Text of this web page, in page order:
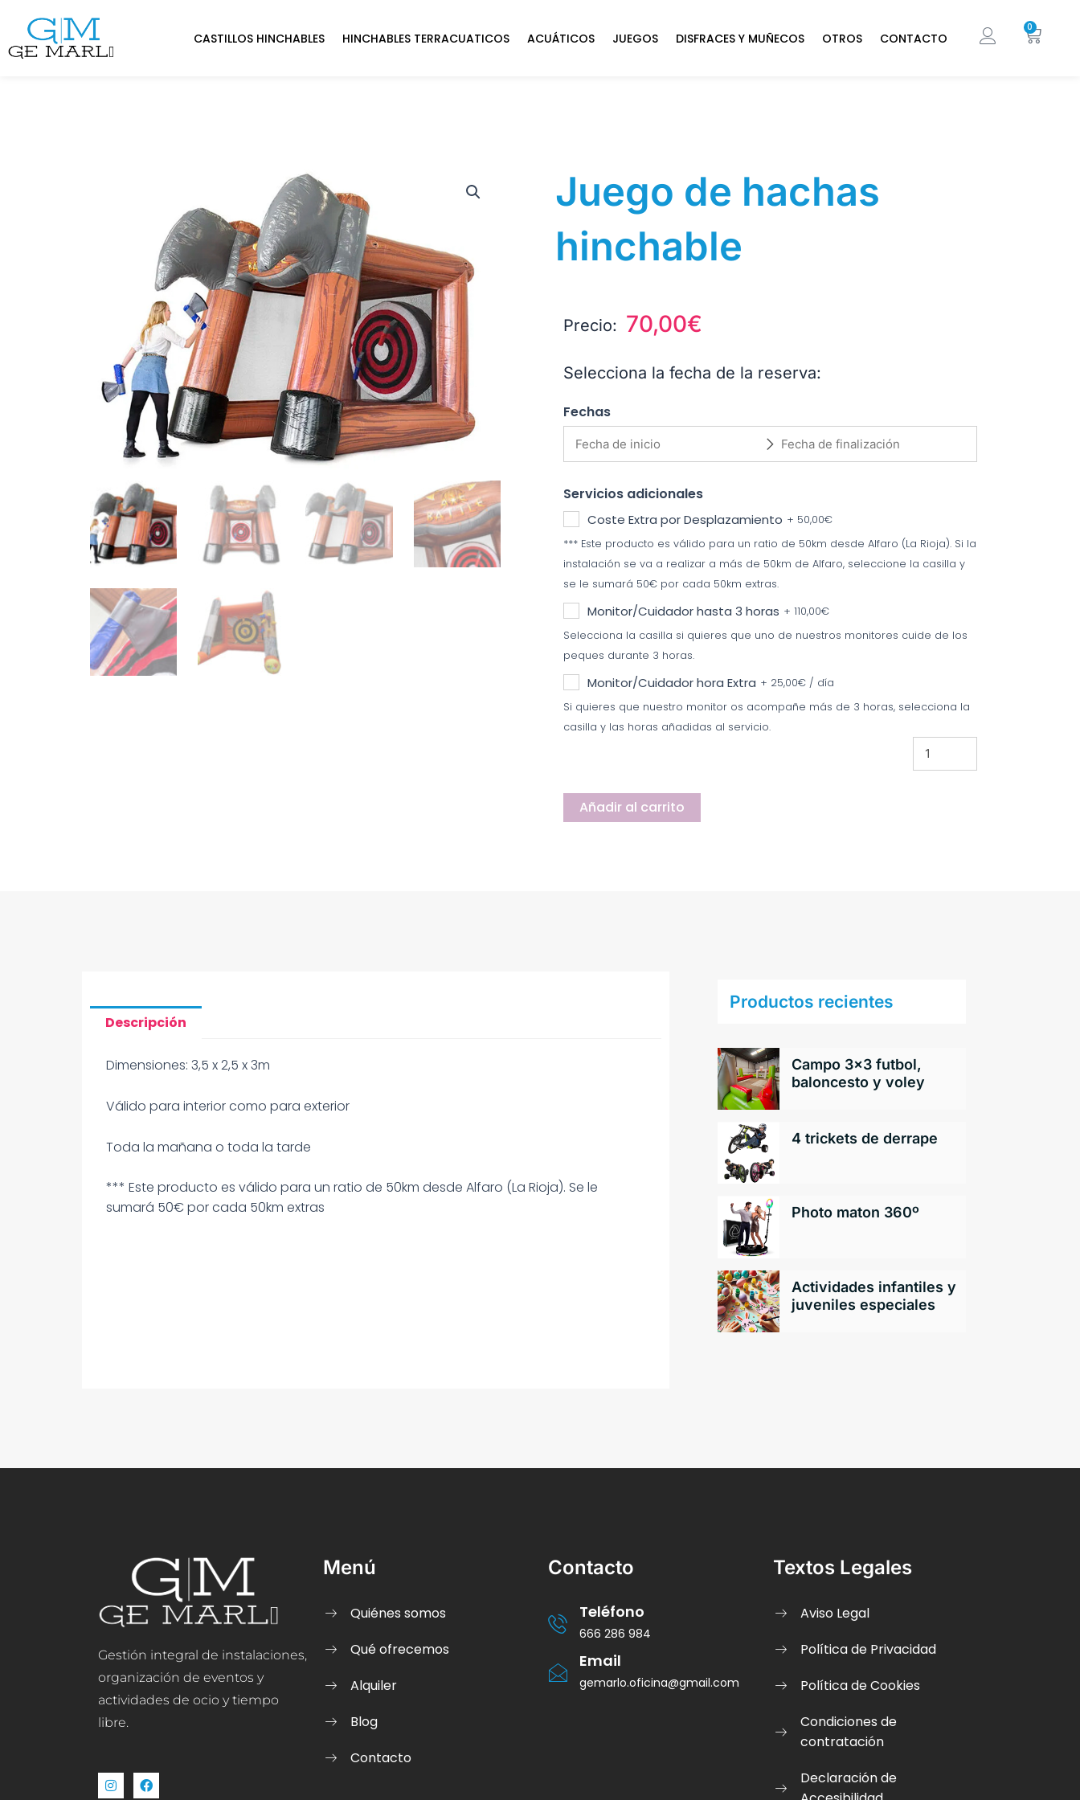
CASTILLOS HINCHABLES HINCHABLES TERRACUATICOS ACUÁTICOS JUEGOS DISFRACES Y MUÑECOS OTROS CONTACTO
0
Juego de hachas
hinchable
Precio: 70,00€
Selecciona la fecha de la reserva:
Fechas
Servicios adicionales
Coste Extra por Desplazamiento + 50,00€
*** Este producto es válido para un ratio de 50km desde Alfaro (La Rioja). Si la
instalación se va a realizar a más de 50km de Alfaro, seleccione la casilla y
se le sumará 50€ por cada 50km extras.
Monitor/Cuidador hasta 3 horas + 110,00€
Selecciona la casilla si quieres que uno de nuestros monitores cuide de los
peques durante 3 horas.
Monitor/Cuidador hora Extra + 25,00€/ día
Si quieres que nuestro monitor os acompañe más de 3 horas, selecciona la
casilla y las horas añadidas al servicio.
Añadir al carrito
Descripción
Dimensiones: 3,5 x 2,5 x 3m
Válido para interior como para exterior
Toda la mañana o toda la tarde
*** Este producto es válido para un ratio de 50km desde Alfaro (La Rioja). Se le
sumará 50€ por cada 50km extras
Productos recientes
Campo 3×3 futbol,
baloncesto y voley
4 trickets de derrape
Photo maton 360º
Actividades infantiles y
juveniles especiales
Gestión integral de instalaciones,
organización de eventos y
actividades de ocio y tiempo
libre.
Menú
Quiénes somos
Qué ofrecemos
Alquiler
Blog
Contacto
Contacto
Teléfono
666 286 984
Email
gemarlo.oficina@gmail.com
Textos Legales
Aviso Legal
Política de Privacidad
Política de Cookies
Condiciones de
contratación
Declaración de